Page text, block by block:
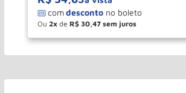
Ou 2 de R$ 30 47
＋
－ COMPRAR